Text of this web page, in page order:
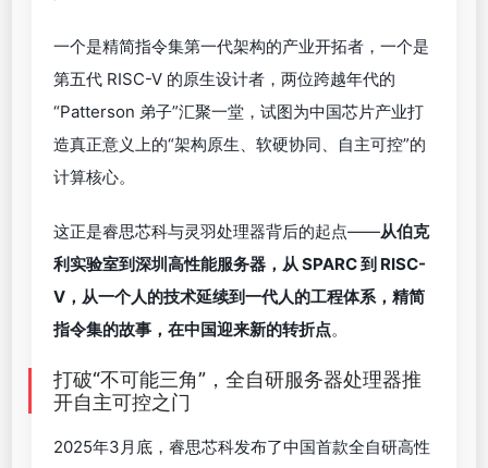
一个是精简指令集第一代架构的产业开拓者，一个是
第五代 RISC-V 的原生设计者，两位跨越年代的
“Patterson 弟子”汇聚一堂，试图为中国芯片产业打
造真正意义上的“架构原生、软硬协同、自主可控”的
计算核心。
这正是睿思芯科与灵羽处理器背后的起点——从伯克
利实验室到深圳高性能服务器，从 SPARC 到 RISC-
V，从一个人的技术延续到一代人的工程体系，精简
指令集的故事，在中国迎来新的转折点。
打破“不可能三角”，全自研服务器处理器推
开自主可控之门
2025年3月底，睿思芯科发布了中国首款全自研高性